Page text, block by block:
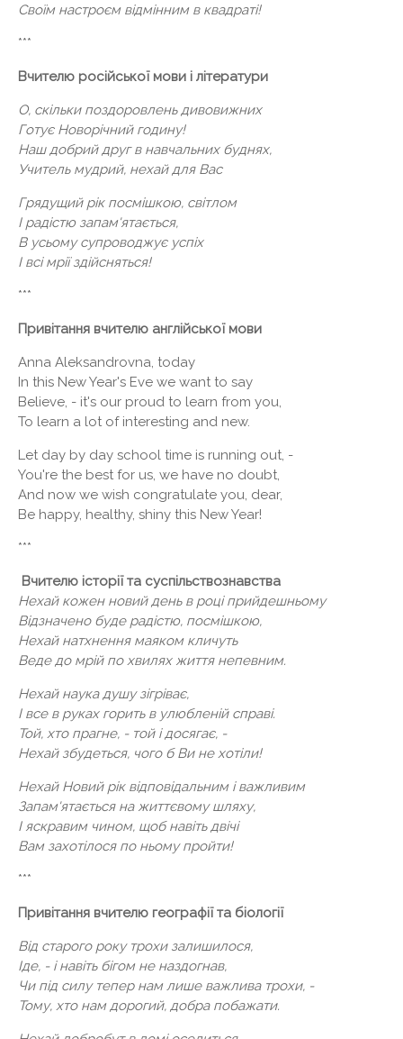
Своїм настроєм відмінним в квадраті!
***
Вчителю російської мови і літератури
О, скільки поздоровлень дивовижних
Готує Новорічний годину!
Наш добрий друг в навчальних буднях,
Учитель мудрий, нехай для Вас
Грядущий рік посмішкою, світлом
І радістю запам'ятається,
В усьому супроводжує успіх
І всі мрії здійсняться!
***
Привітання вчителю англійської мови
Anna Aleksandrovna, today
In this New Year's Eve we want to say
Believe, - it's our proud to learn from you,
To learn a lot of interesting and new.
Let day by day school time is running out, -
You're the best for us, we have no doubt,
And now we wish congratulate you, dear,
Be happy, healthy, shiny this New Year!
***
Вчителю історії та суспільствознавства
Нехай кожен новий день в році прийдешньому
Відзначено буде радістю, посмішкою,
Нехай натхнення маяком кличуть
Веде до мрій по хвилях життя непевним.
Нехай наука душу зігріває,
І все в руках горить в улюбленій справі.
Той, хто прагне, - той і досягає, -
Нехай збудеться, чого б Ви не хотіли!
Нехай Новий рік відповідальним і важливим
Запам'ятається на життєвому шляху,
І яскравим чином, щоб навіть двічі
Вам захотілося по ньому пройти!
***
Привітання вчителю географії та біології
Від старого року трохи залишилося,
Іде, - і навіть бігом не наздогнав,
Чи під силу тепер нам лише важлива трохи, -
Тому, хто нам дорогий, добра побажати.